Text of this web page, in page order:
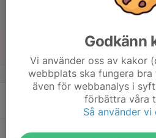
v.42
Godkänn
Vi använder oss av kakor
webbplats ska fungera
även för webbanalys i
förbättra våra
Så använder vi